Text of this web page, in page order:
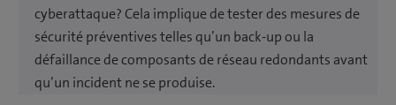
cyberattaque? Cela implique de tester des mesures de
sécurité préventives telles qu’un back-up ou la
défaillance de composants de réseau redondants avant
qu’un incident ne se produise.